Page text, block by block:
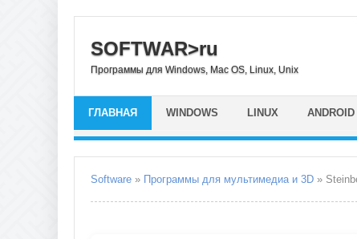
SOFTWAR>ru
Программы для Windows, Mac OS, Linux, Unix
ГЛАВНАЯ WINDOWS LINUX ANDROID
Software » Программы для мультимедиа и 3D »